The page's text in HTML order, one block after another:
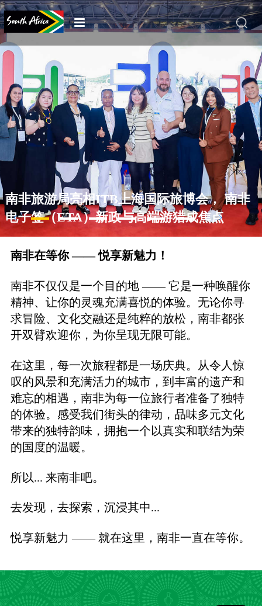
南非旅游局亮相ITB上海国际旅博会， 南非
电子签（ETA）新政与高端游猎成焦点
南非在等你 —— 悦享新魅力！
南非不仅仅是一个目的地 —— 它是一种唤醒你
精神、让你的灵魂充满喜悦的体验。无论你寻
求冒险、文化交融还是纯粹的放松，南非都张
开双臂欢迎你，为你呈现无限可能。
在这里，每一次旅程都是一场庆典。从令人惊
叹的风景和充满活力的城市，到丰富的遗产和
难忘的相遇，南非为每一位旅行者准备了独特
的体验。感受我们街头的律动，品味多元文化
带来的独特韵味，拥抱一个以真实和联结为荣
的国度的温暖。
所以... 来南非吧。
去发现，去探索，沉浸其中...
悦享新魅力 —— 就在这里，南非一直在等你。